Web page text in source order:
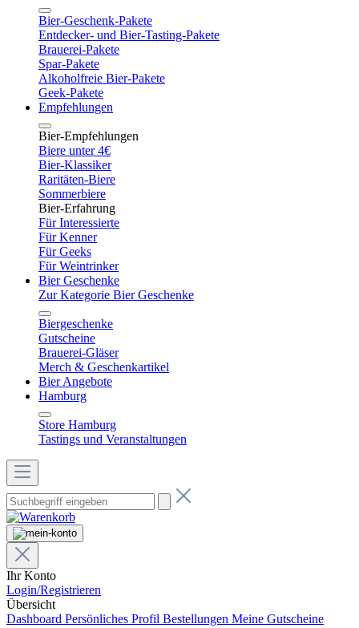
Bier-Geschenk-Pakete
Entdecker- und Bier-Tasting-Pakete
Brauerei-Pakete
Spar-Pakete
Alkoholfreie Bier-Pakete
Geek-Pakete
Empfehlungen
Bier-Empfehlungen
Biere unter 4€
Bier-Klassiker
Raritäten-Biere
Sommerbiere
Bier-Erfahrung
Für Interessierte
Für Kenner
Für Geeks
Für Weintrinker
Bier Geschenke
Zur Kategorie Bier Geschenke
Biergeschenke
Gutscheine
Brauerei-Gläser
Merch & Geschenkartikel
Bier Angebote
Hamburg
Store Hamburg
Tastings und Veranstaltungen
Ihr Konto
Login/Registrieren
Übersicht
Dashboard Persönliches Profil Bestellungen Meine Gutscheine